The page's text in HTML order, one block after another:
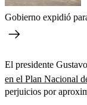
Gobierno expidió
El presidente
en el Plan Nacional
perjuicios por